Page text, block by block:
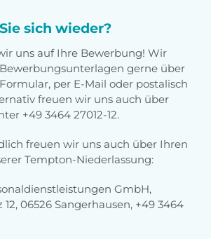
sich wieder?
uns auf Ihre Bewerbung! Wir
gerne über
per E-Mail oder postalisch
freuen wir uns auch über
+49 3464 27012-12.
freuen wir uns auch über Ihren
Tempton-Niederlassung:
GmbH,
06526 Sangerhausen, +49 3464